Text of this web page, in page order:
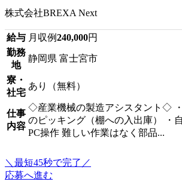
株式会社BREXA Next
給与 月収例240,000円
勤務
地
静岡県 富士宮市
寮・
社宅
あり（無料）
仕事
内容
◇産業機械の製造アシスタント◇
のピッキング（棚への入出庫） ・
PC操作 難しい作業はなく部品...
＼最短45秒で完了／
応募へ進む